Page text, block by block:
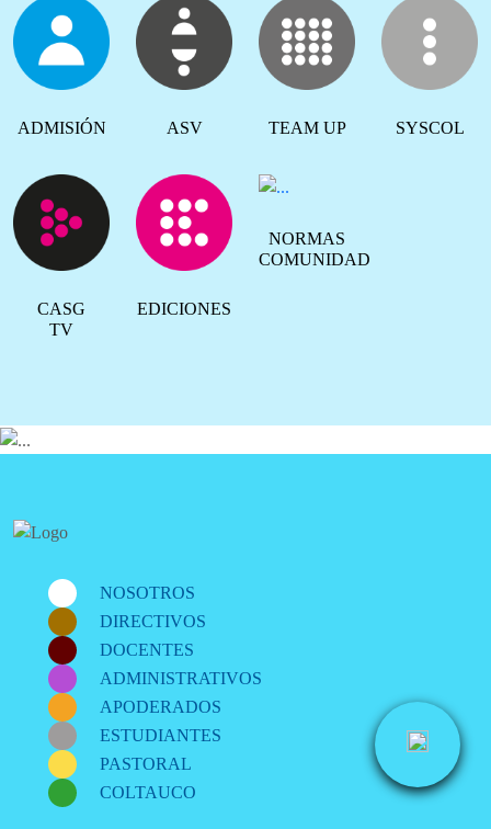
ADMISIÓN ASV TEAM UP SYSCOL
CASG
TV
EDICIONES
NORMAS
COMUNIDAD
NOSOTROS
DIRECTIVOS
DOCENTES
ADMINISTRATIVOS
APODERADOS
ESTUDIANTES
PASTORAL
COLTAUCO